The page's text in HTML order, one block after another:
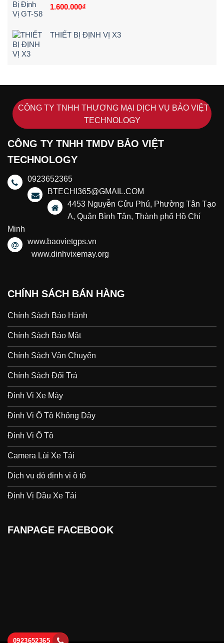
1.600.000₫
THIẾT BỊ ĐỊNH VỊ X3
CÔNG TY TNHH THƯƠNG MẠI DỊCH VỤ BẢO VIỆT
TECHNOLOGY
CÔNG TY TNHH TMDV BẢO VIỆT
TECHNOLOGY
0923652365
BTECHI365@GMAIL.COM
4453 Nguyễn Cửu Phú, Phường Tân Tạo
A, Quận Bình Tân, Thành phố Hồ Chí
Minh
www.baovietgps.vn
www.dinhvixemay.org
CHÍNH SÁCH BÁN HÀNG
Chính Sách Bảo Hành
Chính Sách Bảo Mật
Chính Sách Vận Chuyển
Chính Sách Đổi Trả
Định Vị Xe Máy
Định Vị Ô Tô Không Dây
Định Vị Ô Tô
Camera Lùi Xe Tải
Dịch vụ dò định vị ô tô
Định Vị Dầu Xe Tải
FANPAGE FACEBOOK
0923652365